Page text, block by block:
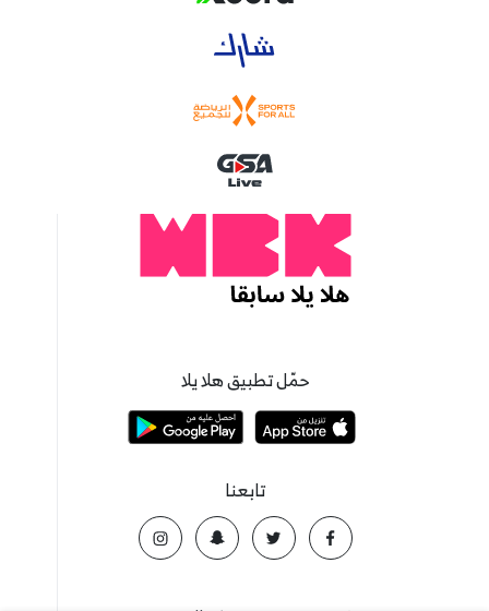
حمّل تطبيق هلا يلا
تابعنا